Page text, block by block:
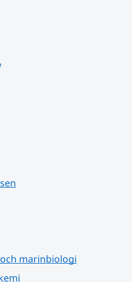
marinbiologi